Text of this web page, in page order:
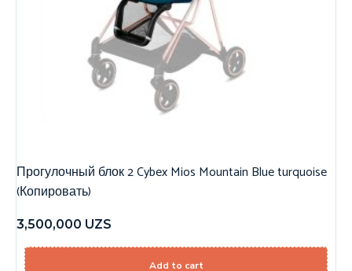
Прогулочный блок 2 Cybex Mios Mountain Blue turquoise
(Копировать)
3,500,000 UZS
Add to cart